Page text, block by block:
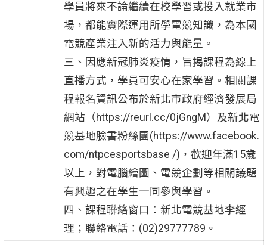
學員將來不論繼續在校學習或投入就業市
場，都能實際運用所學電競知識，為本國
電競產業注入新的活力與能量。
三、因應新冠肺炎疫情，旨揭課程為線上
直播方式，學員可安心在家學習。相關課
程報名資訊公布於新北市政府經濟發展局
網站（https://reurl.cc/0jGngM）及新北電
競基地臉書粉絲團(https://www.facebook.
com/ntpcesportsbase /)，歡迎年滿15歲
以上，對電腦繪圖、電競企劃等相關議題
有興趣之在學生一同參與學習。
四、課程聯絡窗口：新北電競基地李經
理；聯絡電話：(02)29777789。